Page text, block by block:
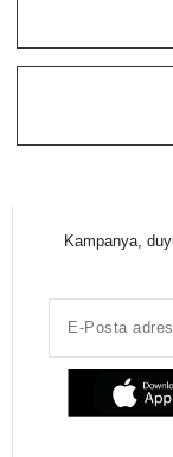
Kampanya,